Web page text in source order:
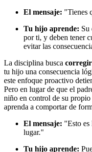
El mensaje: "Tienes
Tu hijo aprende: Su
por ti, y deben tener
evitar las
La disciplina busca corregir
tu hijo una consecuencia
este enfoque proactivo
Pero en lugar de que el
niño en control de su
aprenda a comportar de
El mensaje: "Esto es
lugar."
Tu hijo aprende: